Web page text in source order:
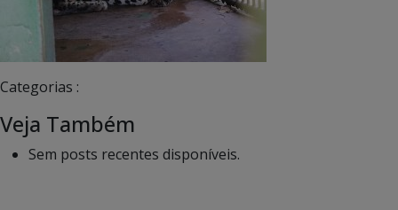
Categorias :
Veja Também
Sem posts recentes disponíveis.